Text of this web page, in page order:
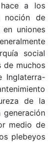
a los
noción de
uniones
social
de muchos
Inglaterra-
de la
generación
medio de
plebeyos